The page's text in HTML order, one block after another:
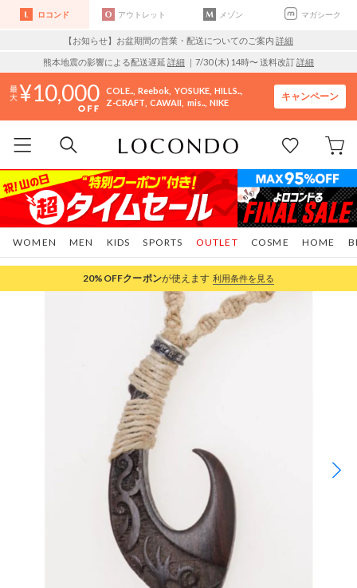
ロコンド アウトレット メゾン マガシーク
【お知らせ】お盆期間の営業・配送についてのご案内 詳細
熊本地震の影響による配送遅延 詳細 ｜7/30 (木) 14時〜 送料改訂詳細
10,000 COLE.. Reebok YOSUKE HILLS..
Z-CRAFT CAWAII mis.. NIKE
キャンペーン
WOMEN MEN KIDS SPORTS COSME HOME
OUTLET
20%OFFクーポンが使えます 利用条件を見る